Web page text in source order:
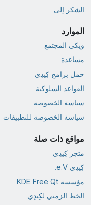
الشكر إلى
الموارد
ويكي المجتمع
مساعدة
حمل برامج كِيدِي
القواعد السلوكية
سياسة الخصوصة
سياسة الخصوصة للتطبيقات
مواقع ذات صلة
متجر كِيدِي
كِيدِي e.V.
مؤسسة KDE Free Qt
الخط الزمني لكِيدِي